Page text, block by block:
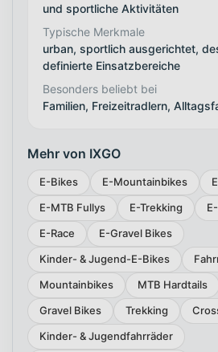
und sportliche Aktivitäten
Typische Merkmale
urban, sportlich ausgerichtet,
definierte Einsatzbereiche
Besonders beliebt bei
Familien, Freizeitradlern,
Mehr von IXGO
E-Bikes E-Mountainbikes
E-MTB Fullys
E-Trekking
E-Race
E-Gravel Bikes
Kinder- & Jugend-E-Bikes
Mountainbikes
MTB Hardtails
Gravel Bikes
Trekking
Kinder- & Jugendfahrräder